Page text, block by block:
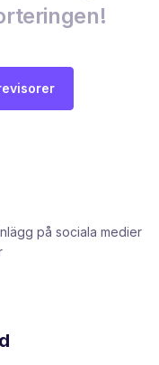
på sociala medier